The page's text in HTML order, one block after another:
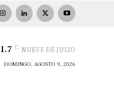
1.7 C NUEVE DE JULIO
DOMINGO, AGOSTO 9, 2026